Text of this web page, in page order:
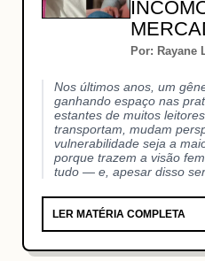
Por: Rayane
Nos últimos anos, um
ganhando espaço nas
estantes de muitos
transportam, mudam
vulnerabilidade seja a
porque trazem a visão
tudo — e, apesar disso
LER MATÉRIA COMPLETA